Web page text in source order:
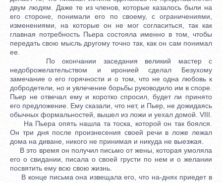
двум людям. Даже те из членов, которые казалось были на
его стороне, понимали его по своему, с ограничениями,
изменениями, на которые он не мог согласиться, так как
главная потребность Пьера состояла именно в том, чтобы
передать свою мысль другому точно так, как он сам понимал
ее.
По окончании заседания великий мастер с
недоброжелательством и иронией сделал Безухому
замечание о его горячности и о том, что не одна любовь к
добродетели, но и увлечение борьбы руководило им в споре.
Пьер не отвечал ему и коротко спросил, будет ли принято
его предложение. Ему сказали, что нет, и Пьер, не дожидаясь
обычных формальностей, вышел из ложи и уехал домой. VIII.
На Пьера опять нашла та тоска, которой он так боялся.
Он три дня после произнесения своей речи в ложе лежал
дома на диване, никого не принимая и никуда не выезжая.
В это время он получил письмо от жены, которая умоляла
его о свидании, писала о своей грусти по нем и о желании
посвятить ему всю свою жизнь.
В конце письма она извещала его, что на-днях приедет в